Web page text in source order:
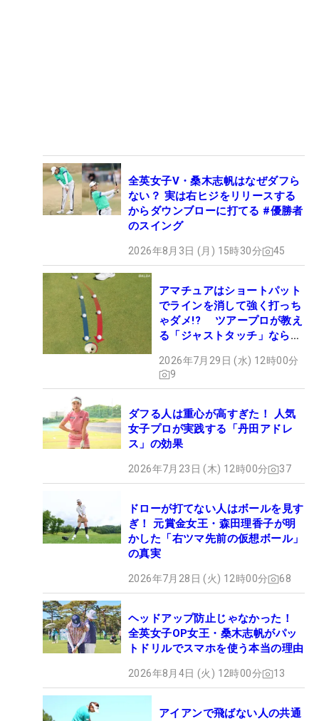
全英女子V・桑木志帆はなぜダフら
ない？ 実は右ヒジをリリースする
からダウンブローに打てる #優勝者
のスイング
2026年8月3日 (月) 15時30分 45
アマチュアはショートパット
でラインを消して強く打っち
ゃダメ!? ツアープロが教え
る「ジャストタッチ」なら3
2026年7月29日 (水) 12時00分
9
ダフる人は重心が高すぎた！ 人気
女子プロが実践する「丹田アドレ
ス」の効果
2026年7月23日 (木) 12時00分 37
ドローが打てない人はボールを見す
ぎ！ 元賞金女王・森田理香子が明
かした「右ツマ先前の仮想ボール」
の真実
2026年7月28日 (火) 12時00分 68
ヘッドアップ防止じゃなかった！
全英女子OP女王・桑木志帆がパッ
トドリルでスマホを使う本当の理由
2026年8月4日 (火) 12時00分 13
アイアンで飛ばない人の共通